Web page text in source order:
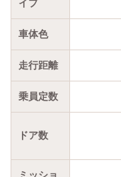
イプ
車体色
走行距離
乗員定数
ドア数
ミッショ